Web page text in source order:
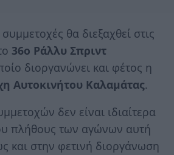
θα διεξαχθεί στις
36ο Ράλλυ Σπριντ
διοργανώνει και φέτος η
Αυτοκινήτου Καλαμάτας.
δεν είναι ιδιαίτερα
πλήθους των αγώνων αυτή
και στην φετινή διοργάνωση